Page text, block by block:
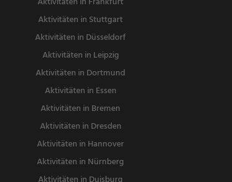
Aktivitäten in Stuttgart
Aktivitäten in Düsseldorf
Aktivitäten in Leipzig
Aktivitäten in Dortmund
Aktivitäten in Essen
Aktivitäten in Bremen
Aktivitäten in Dresden
Aktivitäten in Hannover
Aktivitäten in Nürnberg